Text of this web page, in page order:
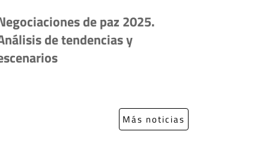
de paz 2025.
de tendencias y
Más noticias